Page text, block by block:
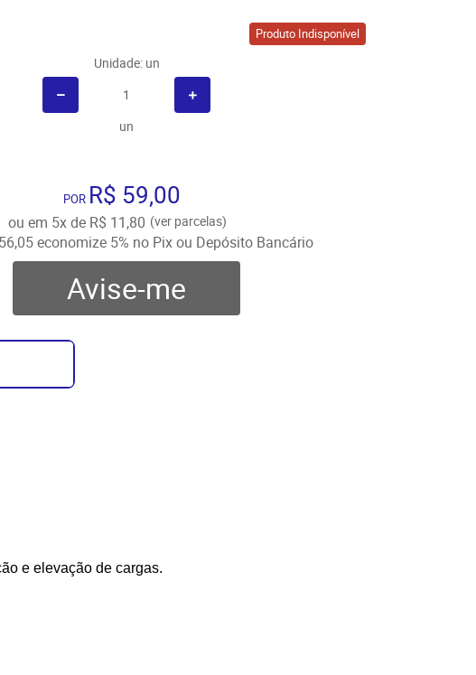
Produto Indisponível
Unidade: un
un
POR R$ 59,00
ou em 5xde R$ 11,80 (ver parcelas)
economize 5% no Pix ou Depósito Bancário
Avise-me
e elevação de cargas.